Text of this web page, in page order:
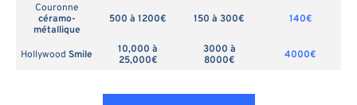
Couronne
céramo-
métallique
500 à 1200€ 150 à 300€ 140€
Hollywood Smile
10,000 à
25,000€
3000 à
8000€
4000€